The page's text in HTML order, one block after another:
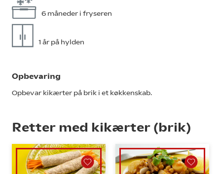
6 måneder i fryseren
1 år på hylden
Opbevaring
Opbevar kikærter på brik i et køkkenskab.
Retter med kikærter (brik)